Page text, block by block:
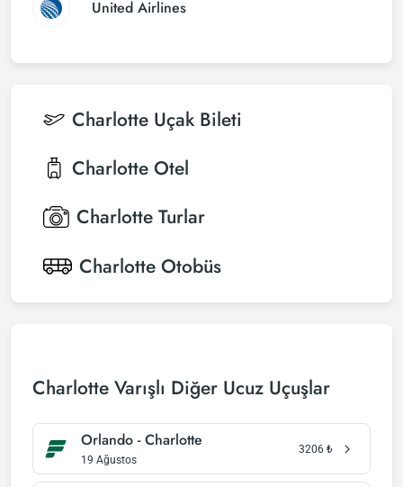
United Airlines
Charlotte Uçak Bileti
Charlotte Otel
Charlotte Turlar
Charlotte Otobüs
Charlotte Varışlı Diğer Ucuz Uçuşlar
Orlando - Charlotte
19 Ağustos
3206 ₺